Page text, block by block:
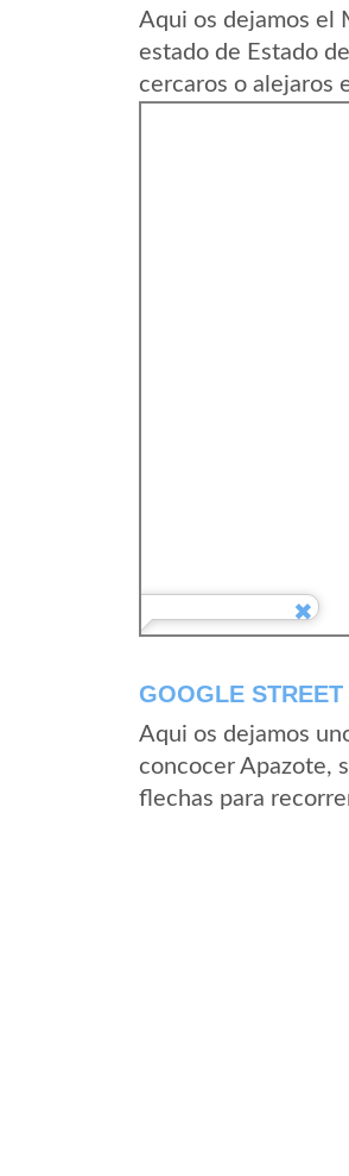
Aqui os dejamos el
estado de Estado
cercaros o alejaros
GOOGLE
Aqui os dejamos
concocer Apazote,
flechas para